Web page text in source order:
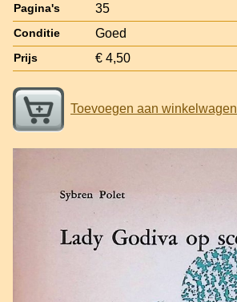
Pagina's 35
Conditie Goed
Prijs € 4,50
Toevoegen aan winkelwagen